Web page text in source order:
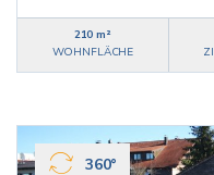
210 m²
WOHNFLÄCHE
360°